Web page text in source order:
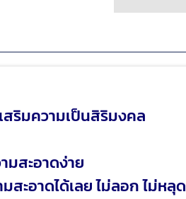
สริมความเป็นสิริมงคล
มสะอาดง่าย
สะอาดได้เลย ไม่ลอก ไม่หลุด